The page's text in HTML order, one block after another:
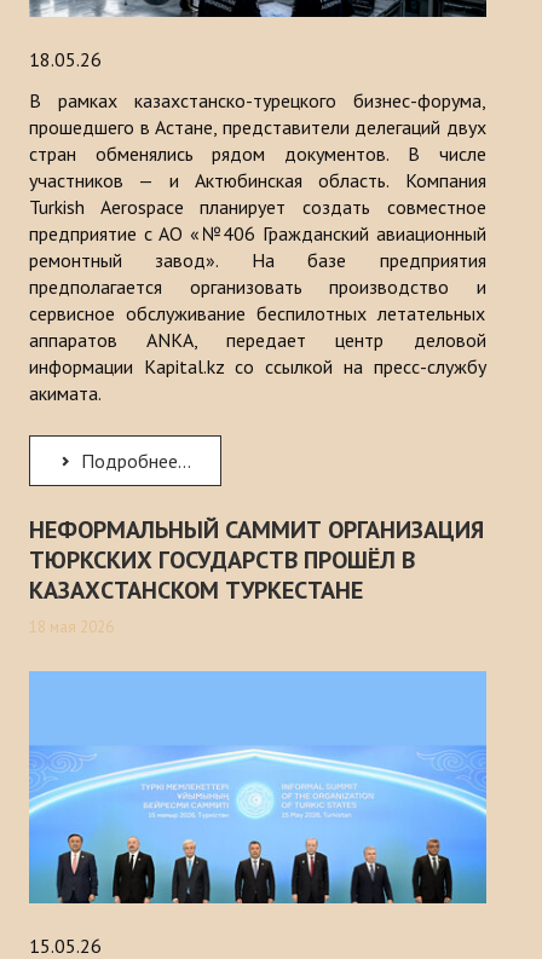
18.05.26
В рамках казахстанско-турецкого бизнес-форума,
прошедшего в Астане, представители делегаций двух
стран обменялись рядом документов. В числе
участников — и Актюбинская область. Компания
Turkish Aerospace планирует создать совместное
предприятие с АО «№406 Гражданский авиационный
ремонтный завод». На базе предприятия
предполагается организовать производство и
сервисное обслуживание беспилотных летательных
аппаратов ANKA, передает центр деловой
информации Kapital.kz со ссылкой на пресс-службу
акимата.
Подробнее...
НЕФОРМАЛЬНЫЙ САММИТ ОРГАНИЗАЦИЯ
ТЮРКСКИХ ГОСУДАРСТВ ПРОШЁЛ В
КАЗАХСТАНСКОМ ТУРКЕСТАНЕ
18 мая 2026
15.05.26